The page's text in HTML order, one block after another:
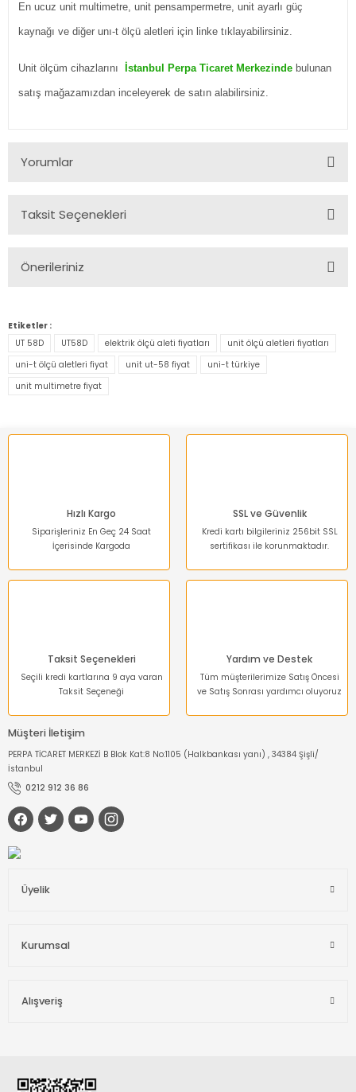
En ucuz unit multimetre, unit pensampermetre, unit ayarlı güç
kaynağı ve diğer unı-t ölçü aletleri için linke tıklayabilirsiniz.
Unit ölçüm cihazlarını İstanbul Perpa Ticaret Merkezinde bulunan
satış mağazamızdan inceleyerek de satın alabilirsiniz.
Yorumlar
Taksit Seçenekleri
Önerileriniz
konularda yetersiz gördüğünüz noktaları öneri formunu
kullanarak tarafımıza iletebilirsiniz.
Görüş ve önerileriniz için teşekkür ederiz.
Ürün resmi kalitesiz, bozuk veya görüntülenemiyor.
Ürün bilgilerinde hatalar bulunuyor.
Etiketler :
UT 58D
UT58D elektrik ölçü aleti fiyatları
unit ölçü aletleri fiyatları
uni-t ölçü aletleri fiyat
unit ut-58 fiyat
uni-t türkiye
unit multimetre fiyat
Hızlı Kargo
Siparişleriniz En Geç 24 Saat
İçerisinde Kargoda
SSL ve Güvenlik
Kredi kartı bilgileriniz 256bit SSL
sertifikası ile korunmaktadır.
Taksit Seçenekleri
Seçili kredi kartlarına 9 aya varan
Taksit Seçeneği
Yardım ve Destek
Tüm müşterilerimize Satış Öncesi
ve Satış Sonrası yardımcı oluyoruz
Müşteri İletişim
PERPA TİCARET MERKEZİ B Blok Kat:8 No:1105 (Halkbankası yanı) , 34384 Şişli/
İstanbul
0212 912 36 86
Üyelik
Kurumsal
Alışveriş